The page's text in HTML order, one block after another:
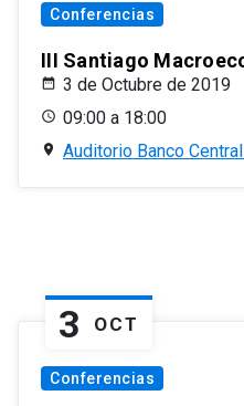
Conferencias
III Santiago
3 de Octubre de 2019
09:00 a 18:00
Auditorio Banco
3 OCT
Conferencias